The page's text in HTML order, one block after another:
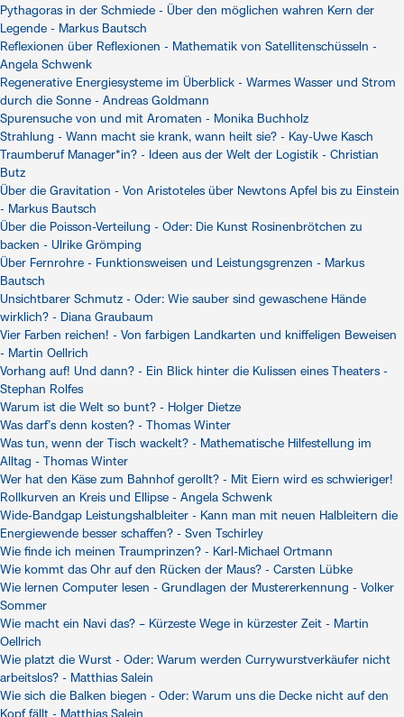
Pythagoras in der Schmiede - Über den möglichen wahren Kern der
Legende - Markus Bautsch
Reflexionen über Reflexionen - Mathematik von Satellitenschüsseln -
Angela Schwenk
Regenerative Energiesysteme im Überblick - Warmes Wasser und Strom
durch die Sonne - Andreas Goldmann
Spurensuche von und mit Aromaten - Monika Buchholz
Strahlung - Wann macht sie krank, wann heilt sie? - Kay-Uwe Kasch
Traumberuf Manager*in? - Ideen aus der Welt der Logistik - Christian
Butz
Über die Gravitation - Von Aristoteles über Newtons Apfel bis zu Einstein
- Markus Bautsch
Über die Poisson-Verteilung - Oder: Die Kunst Rosinenbrötchen zu
backen - Ulrike Grömping
Über Fernrohre - Funktionsweisen und Leistungsgrenzen - Markus
Bautsch
Unsichtbarer Schmutz - Oder: Wie sauber sind gewaschene Hände
wirklich? - Diana Graubaum
Vier Farben reichen! - Von farbigen Landkarten und kniffeligen Beweisen
- Martin Oellrich
Vorhang auf! Und dann? - Ein Blick hinter die Kulissen eines Theaters -
Stephan Rolfes
Warum ist die Welt so bunt? - Holger Dietze
Was darf’s denn kosten? - Thomas Winter
Was tun, wenn der Tisch wackelt? - Mathematische Hilfestellung im
Alltag - Thomas Winter
Wer hat den Käse zum Bahnhof gerollt? - Mit Eiern wird es schwieriger!
Rollkurven an Kreis und Ellipse - Angela Schwenk
Wide-Bandgap Leistungshalbleiter - Kann man mit neuen Halbleitern die
Energiewende besser schaffen? - Sven Tschirley
Wie finde ich meinen Traumprinzen? - Karl-Michael Ortmann
Wie kommt das Ohr auf den Rücken der Maus? - Carsten Lübke
Wie lernen Computer lesen - Grundlagen der Mustererkennung - Volker
Sommer
Wie macht ein Navi das? – Kürzeste Wege in kürzester Zeit - Martin
Oellrich
Wie platzt die Wurst - Oder: Warum werden Currywurstverkäufer nicht
arbeitslos? - Matthias Salein
Wie sich die Balken biegen - Oder: Warum uns die Decke nicht auf den
Kopf fällt - Matthias Salein